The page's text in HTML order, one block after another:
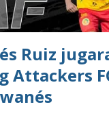
precisión para
Ruiz
Attackers